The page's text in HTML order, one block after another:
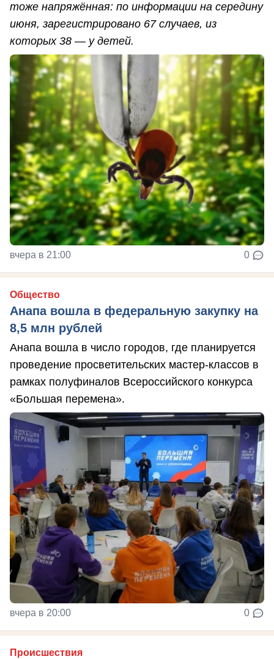
тоже напряжённая: по информации на середину
июня, зарегистрировано 67 случаев, из
которых 38 — у детей.
вчера в 21:00 0
Общество
Анапа вошла в федеральную закупку на
8,5 млн рублей
Анапа вошла в число городов, где планируется
проведение просветительских мастер-классов в
рамках полуфиналов Всероссийского конкурса
«Большая перемена».
вчера в 20:00 0
Происшествия